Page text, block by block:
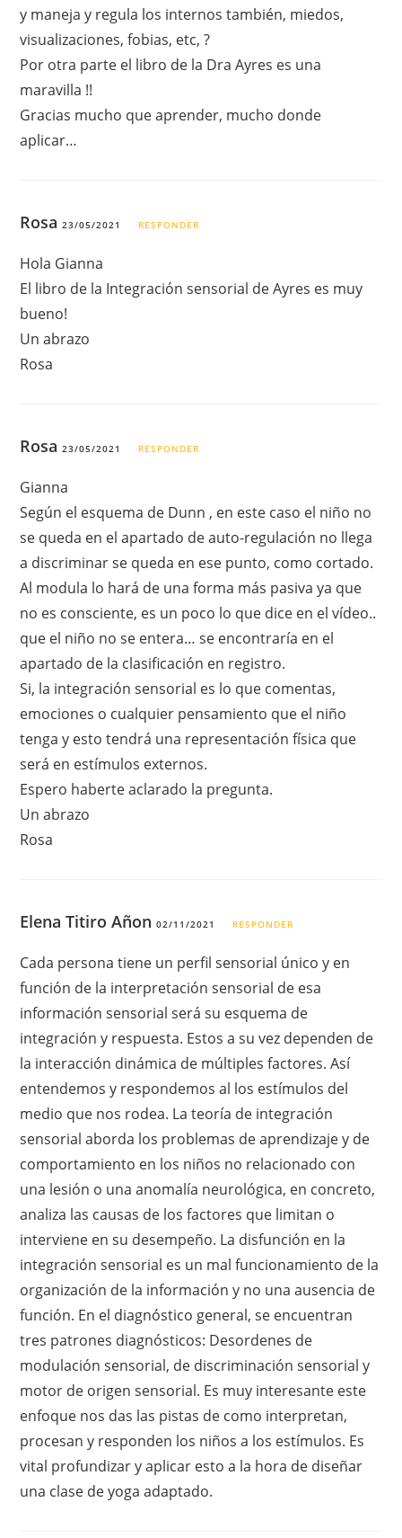
y maneja y regula los internos también, miedos,
visualizaciones, fobias, etc, ?
Por otra parte el libro de la Dra Ayres es una
maravilla !!
Gracias mucho que aprender, mucho donde
aplicar…
Rosa23/05/2021 RESPONDER
Hola Gianna
El libro de la Integración sensorial de Ayres es muy
bueno!
Un abrazo
Rosa
Rosa23/05/2021 RESPONDER
Gianna
Según el esquema de Dunn , en este caso el niño no
se queda en el apartado de auto-regulación no llega
a discriminar se queda en ese punto, como cortado.
Al modula lo hará de una forma más pasiva ya que
no es consciente, es un poco lo que dice en el vídeo..
que el niño no se entera… se encontraría en el
apartado de la clasificación en registro.
Si, la integración sensorial es lo que comentas,
emociones o cualquier pensamiento que el niño
tenga y esto tendrá una representación física que
será en estímulos externos.
Espero haberte aclarado la pregunta.
Un abrazo
Rosa
Elena Titiro Añon02/11/2021 RESPONDER
Cada persona tiene un perfil sensorial único y en
función de la interpretación sensorial de esa
información sensorial será su esquema de
integración y respuesta. Estos a su vez dependen de
la interacción dinámica de múltiples factores. Así
entendemos y respondemos al los estímulos del
medio que nos rodea. La teoría de integración
sensorial aborda los problemas de aprendizaje y de
comportamiento en los niños no relacionado con
una lesión o una anomalía neurológica, en concreto,
analiza las causas de los factores que limitan o
interviene en su desempeño. La disfunción en la
integración sensorial es un mal funcionamiento de la
organización de la información y no una ausencia de
función. En el diagnóstico general, se encuentran
tres patrones diagnósticos: Desordenes de
modulación sensorial, de discriminación sensorial y
motor de origen sensorial. Es muy interesante este
enfoque nos das las pistas de como interpretan,
procesan y responden los niños a los estímulos. Es
vital profundizar y aplicar esto a la hora de diseñar
una clase de yoga adaptado.